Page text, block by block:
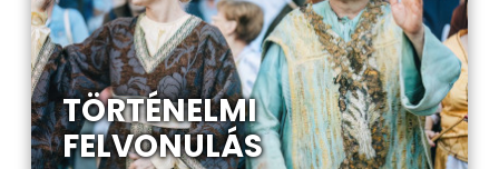
TÖRTÉNELMI
FELVONULÁS